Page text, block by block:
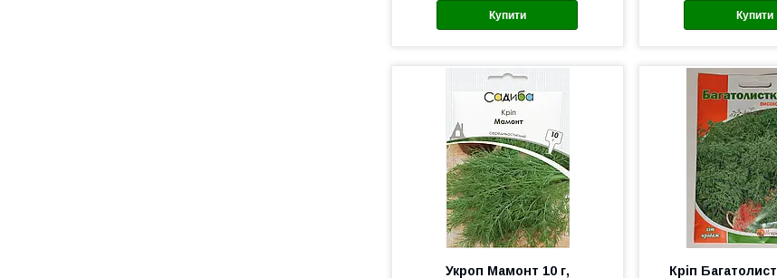
Купити Купити
Укроп Мамонт 10 г, Кріп